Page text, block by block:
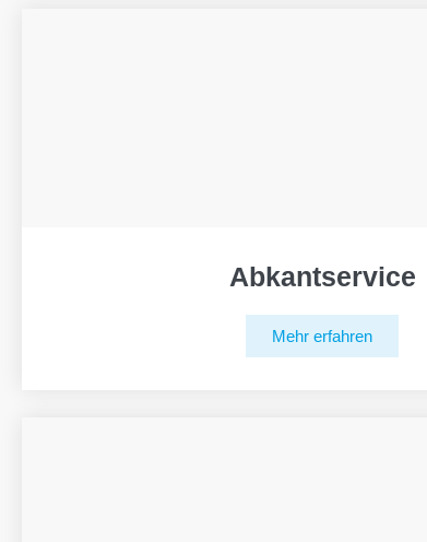
Abkantservice
Mehr erfahren